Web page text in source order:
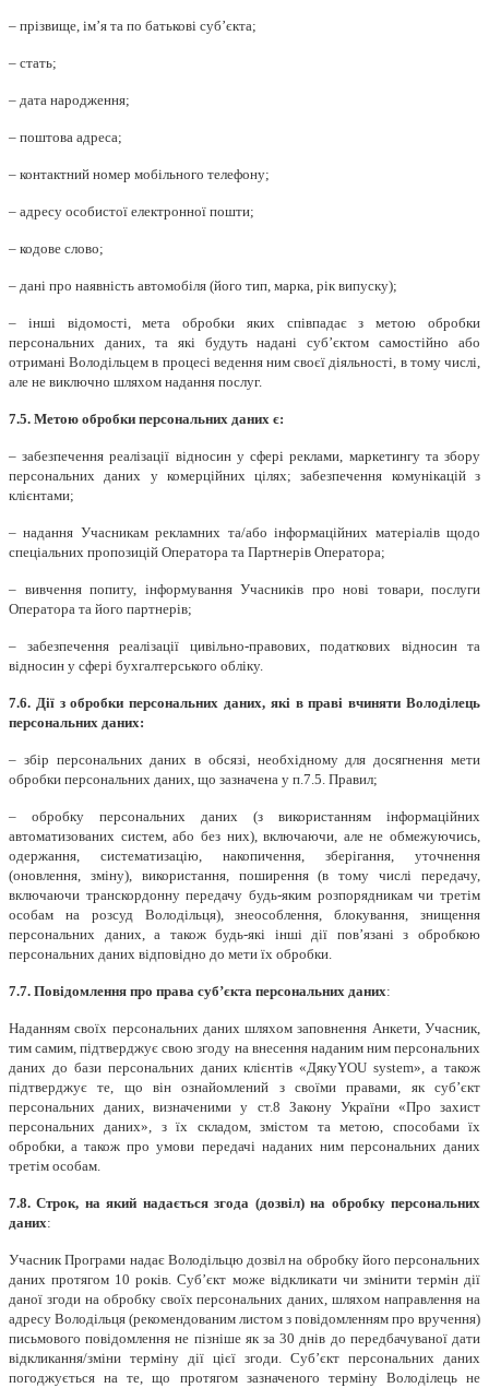
– прізвище, ім’я та по батькові суб’єкта;
– стать;
– дата народження;
– поштова адреса;
– контактний номер мобільного телефону;
– адресу особистої електронної пошти;
– кодове слово;
– дані про наявність автомобіля (його тип, марка, рік випуску);
– інші відомості, мета обробки яких співпадає з метою обробки
персональних даних, та які будуть надані суб’єктом самостійно або
отримані Володільцем в процесі ведення ним своєї діяльності, в тому числі,
але не виключно шляхом надання послуг.
7.5. Метою обробки персональних даних є:
– забезпечення реалізації відносин у сфері реклами, маркетингу та збору
персональних даних у комерційних цілях; забезпечення комунікацій з
клієнтами;
– надання Учасникам рекламних та/або інформаційних матеріалів щодо
спеціальних пропозицій Оператора та Партнерів Оператора;
– вивчення попиту, інформування Учасників про нові товари, послуги
Оператора та його партнерів;
– забезпечення реалізації цивільно-правових, податкових відносин та
відносин у сфері бухгалтерського обліку.
7.6. Дії з обробки персональних даних, які в праві вчиняти Володілець
персональних даних:
– збір персональних даних в обсязі, необхідному для досягнення мети
обробки персональних даних, що зазначена у п.7.5. Правил;
– обробку персональних даних (з використанням інформаційних
автоматизованих систем, або без них), включаючи, але не обмежуючись,
одержання, систематизацію, накопичення, зберігання, уточнення
(оновлення, зміну), використання, поширення (в тому числі передачу,
включаючи транскордонну передачу будь-яким розпорядникам чи третім
особам на розсуд Володільця), знеособлення, блокування, знищення
персональних даних, а також будь-які інші дії пов’язані з обробкою
персональних даних відповідно до мети їх обробки.
7.7. Повідомлення про права суб’єкта персональних даних:
Наданням своїх персональних даних шляхом заповнення Анкети, Учасник,
тим самим, підтверджує свою згоду на внесення наданим ним персональних
даних до бази персональних даних клієнтів «ДякуYOU system», а також
підтверджує те, що він ознайомлений з своїми правами, як суб’єкт
персональних даних, визначеними у ст.8 Закону України «Про захист
персональних даних», з їх складом, змістом та метою, способами їх
обробки, а також про умови передачі наданих ним персональних даних
третім особам.
7.8. Строк, на який надається згода (дозвіл) на обробку персональних
даних:
Учасник Програми надає Володільцю дозвіл на обробку його персональних
даних протягом 10 років. Суб’єкт може відкликати чи змінити термін дії
даної згоди на обробку своїх персональних даних, шляхом направлення на
адресу Володільця (рекомендованим листом з повідомленням про вручення)
письмового повідомлення не пізніше як за 30 днів до передбачуваної дати
відкликання/зміни терміну дії цієї згоди. Суб’єкт персональних даних
погоджується на те, що протягом зазначеного терміну Володілець не